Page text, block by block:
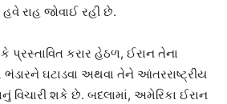
હવે રાહ જોવાઈ રહી છે.
કરાર હેઠળ, ઈરાન તેના
ઘટાડવા અથવા તેને આંતરરાષ્ટ્રીય
વિચારી શકે છે. બદલામાં, અમેરિકા ઈરાન